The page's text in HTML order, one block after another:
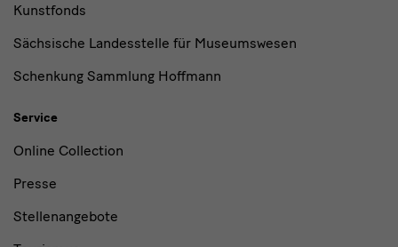
Kunstfonds
Sächsische Landesstelle für Museumswesen
Schenkung Sammlung Hoffmann
Service
Online Collection
Presse
Stellenangebote